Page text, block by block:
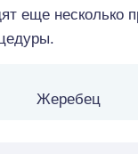
еще несколько
Жеребец